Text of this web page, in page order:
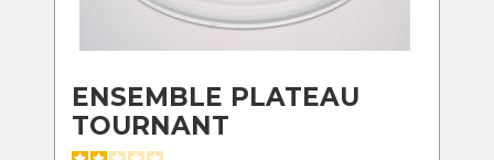
ENSEMBLE PLATEAU
TOURNANT